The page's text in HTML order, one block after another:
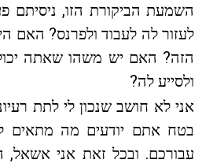
השמעת הביקורת הזו, ניסיתם
לעזור לה לעבוד ולפרנס? האם
הזה? האם יש משהו שאתה
ולסייע לה?
אני לא חושב שנכון לי לתת
בטח אתם יודעים מה מתאים
עבורכם. ובכל זאת אני